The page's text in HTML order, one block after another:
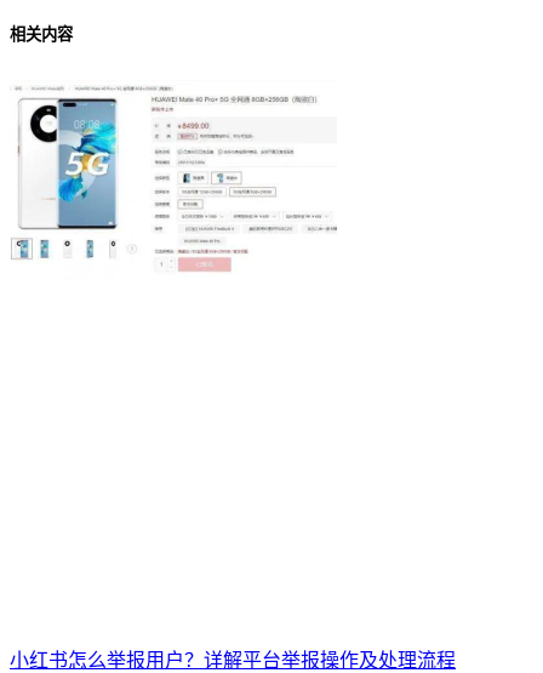
相关内容
小红书怎么举报用户？详解平台举报操作及处理流程